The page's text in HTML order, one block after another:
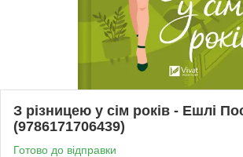
З різницею у сім років - Ешлі
(9786171706439)
Готово до відправки